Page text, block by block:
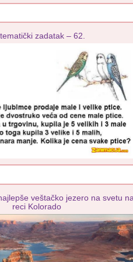
zadatak – 62.
veštačko jezero na svetu
reci Kolorado